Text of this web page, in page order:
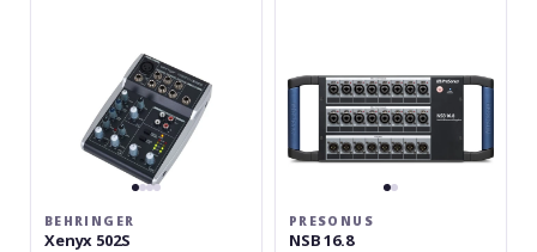
BEHRINGER
Xenyx 502S
PRESONUS
NSB 16.8